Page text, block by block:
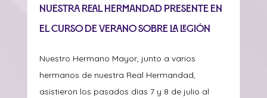
Nuestra Real Hermandad presente en
el curso de verano sobre La Legión
Nuestro Hermano Mayor, junto a varios
hermanos de nuestra Real Hermandad,
asistieron los pasados días 7 y 8 de julio al